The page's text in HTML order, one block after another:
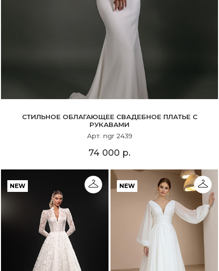
СТИЛЬНОЕ ОБЛАГАЮЩЕЕ СВАДЕБНОЕ ПЛАТЬЕ С
РУКАВАМИ
Арт. ngr 2439
74 000 р.
NEW NEW